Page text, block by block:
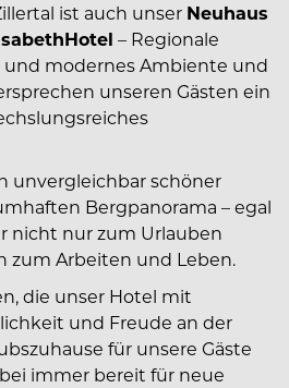
ist auch unser Neuhaus
– Regionale
und modernes Ambiente und
unseren Gästen ein
unvergleichbar schöner
Bergpanorama – egal
nicht nur zum Urlauben
zum Arbeiten und Leben.
die unser Hotel mit
und Freude an der
für unsere Gäste
immer bereit für neue